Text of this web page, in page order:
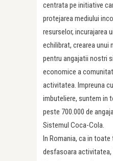
centrata pe initiative
protejarea mediului
resurselor, incurajarea
echilibrat, crearea unui
pentru angajatii nostri
economice a
activitatea. Impreuna
imbuteliere, suntem in
peste 700.000 de
Sistemul Coca-Cola.
In Romania, ca in
desfasoara